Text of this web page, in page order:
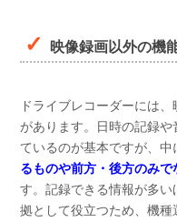
映像録画以外の機
ドライブレコーダーには
があります。日時の記録
ているのが基本ですが、中
るものや前方・後方のみ
す。記録できる情報が多
拠として役立つため、機